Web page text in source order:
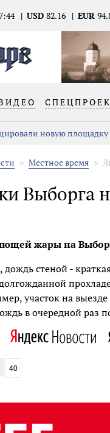
USD 82.16 EUR
новую площадку
Местное время
Выборга
жары на
стеной -
участок на
в очередной раз
40